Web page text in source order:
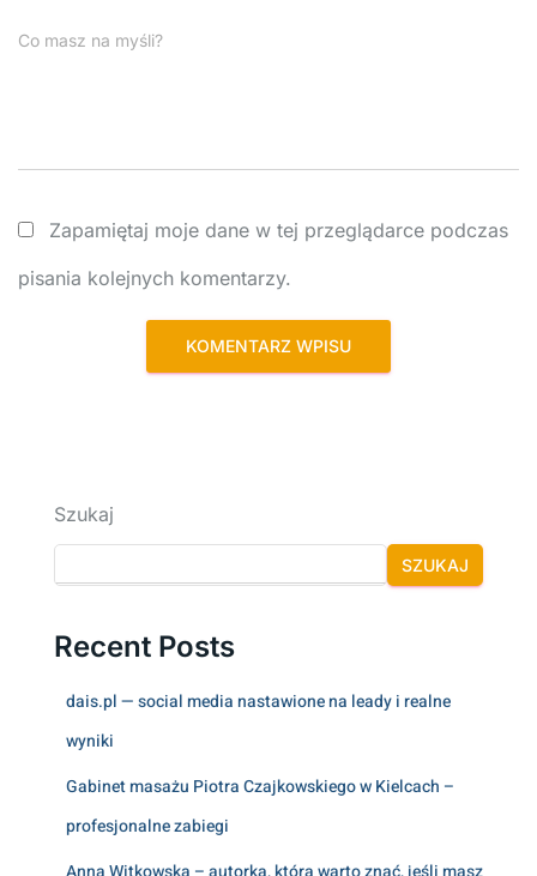
Co masz na myśli?
Zapamiętaj moje dane w tej przeglądarce podczas
pisania kolejnych komentarzy.
Szukaj
SZUKAJ
Recent Posts
dais.pl — social media nastawione na leady i realne
wyniki
Gabinet masażu Piotra Czajkowskiego w Kielcach –
profesjonalne zabiegi